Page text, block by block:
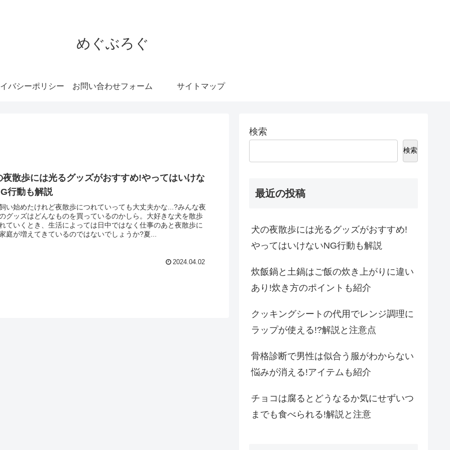
めぐぶろぐ
バシーポリシー お問い合わせフォーム サイトマップ
夜散歩には光るグッズがおすすめ!やってはいけな
行動も解説
い始めたけれど夜散歩につれていっても大丈夫かな...?みんな夜
グッズはどんなものを買っているのかしら。大好きな犬を散歩
ていくとき、生活によっては日中ではなく仕事のあと夜散歩に
庭が増えてきているのではないでしょうか?夏...
2024.04.02
検索
検索
最近の投稿
犬の夜散歩には光るグッズがおすすめ!
やってはいけないNG行動も解説
炊飯鍋と土鍋はご飯の炊き上がりに違い
あり!炊き方のポイントも紹介
クッキングシートの代用でレンジ調理に
ラップが使える!?解説と注意点
骨格診断で男性は似合う服がわからない
悩みが消える!アイテムも紹介
チョコは腐るとどうなるか気にせずいつ
までも食べられる!解説と注意